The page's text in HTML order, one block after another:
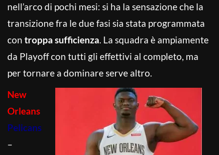
nell’arco di pochi mesi: si ha la sensazione che la
transizione fra le due fasi sia stata programmata
con troppa sufficienza. La squadra è ampiamente
da Playoff con tutti gli effettivi al completo, ma
per tornare a dominare serve altro.
New
Orleans
Pelicans
–